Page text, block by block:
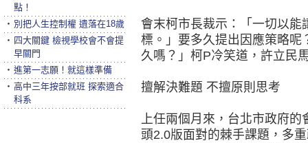
會末柯市長裁示：「一切以能
標。」要多久提出因應策略呢
久嗎？」柯P冷笑道，許立民
擅解決難題 不擅原則思考
上任兩個月來，台北市政府
頭2.0版面對的棘手課題，多
點！
‧ 別把人生控制權 遺落在18歲
‧ 四大關鍵 檢視學校會不會提
早關門
‧ 進第一志願！就這樣準備
‧ 高中三年按部就班 探索適合
科系